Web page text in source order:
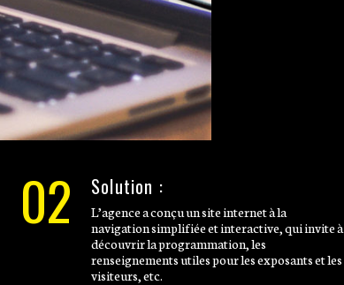
02 Solution :
L’agence a conçu un site internet à la
navigation simplifiée et interactive, qui invite à
découvrir la programmation, les
renseignements utiles pour les exposants et les
visiteurs, etc.